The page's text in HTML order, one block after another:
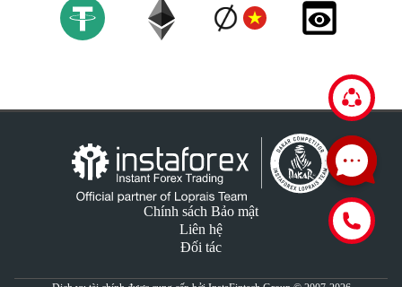
Chính sách Bảo mật
Liên hệ
Đối tác